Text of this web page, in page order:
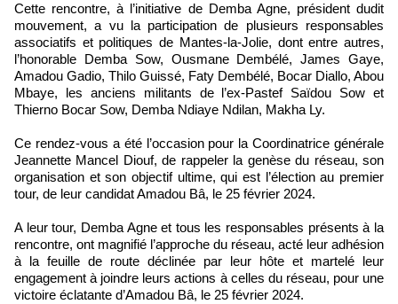
Cette rencontre, à l’initiative de Demba Agne, président dudit
mouvement, a vu la participation de plusieurs responsables
associatifs et politiques de Mantes-la-Jolie, dont entre autres,
l’honorable Demba Sow, Ousmane Dembélé, James Gaye,
Amadou Gadio, Thilo Guissé, Faty Dembélé, Bocar Diallo, Abou
Mbaye, les anciens militants de l’ex-Pastef Saïdou Sow et
Thierno Bocar Sow, Demba Ndiaye Ndilan, Makha Ly.
Ce rendez-vous a été l’occasion pour la Coordinatrice générale
Jeannette Mancel Diouf, de rappeler la genèse du réseau, son
organisation et son objectif ultime, qui est l’élection au premier
tour, de leur candidat Amadou Bâ, le 25 février 2024.
A leur tour, Demba Agne et tous les responsables présents à la
rencontre, ont magnifié l’approche du réseau, acté leur adhésion
à la feuille de route déclinée par leur hôte et martelé leur
engagement à joindre leurs actions à celles du réseau, pour une
victoire éclatante d’Amadou Bâ, le 25 février 2024.